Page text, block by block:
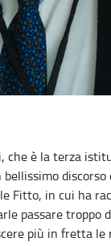
che è la terza
discorso
Fitto, in cui ha
passare troppo
più in fretta le